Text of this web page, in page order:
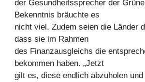
der Gesundheitssprecher der
Bekenntnis bräuchte es
nicht viel. Zudem seien die Länder
dass sie im Rahmen
des Finanzausgleichs die
bekommen haben. „Jetzt
gilt es, diese endlich abzuholen und